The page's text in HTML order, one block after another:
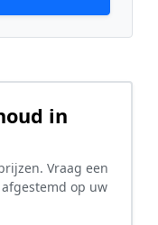
in
Vraag een
op uw